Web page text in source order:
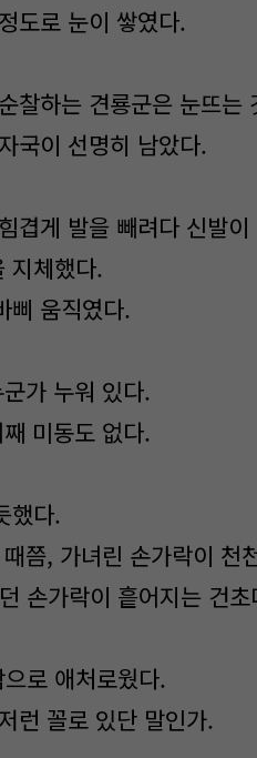
도로 눈이 쌓였다.
찰하는 견룡군은 눈뜨는
국이 선명히 남았다.
겹게 발을 빼려다 신발이
지체했다.
삐 움직였다.
가 누워 있다.
미동도 없다.
했다.
쯤, 가녀린 손가락이 천
손가락이 흩어지는 건
로 애처로웠다.
런 꼴로 있단 말인가.